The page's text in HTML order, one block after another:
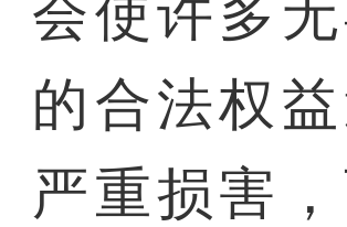
会使许多
的合法权
严重损害